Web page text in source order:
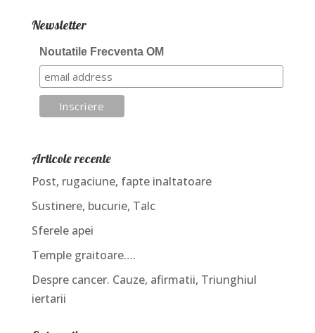
Newsletter
Noutatile Frecventa OM
Articole recente
Post, rugaciune, fapte inaltatoare
Sustinere, bucurie, Talc
Sferele apei
Temple graitoare….
Despre cancer. Cauze, afirmatii, Triunghiul
iertarii